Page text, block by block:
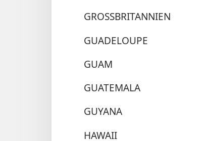
GROSSBRITANNIEN
GUADELOUPE
GUAM
GUATEMALA
GUYANA
HAWAII